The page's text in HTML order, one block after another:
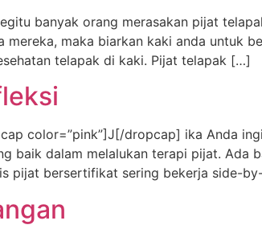
banyak orang merasakan pijat
mereka, maka biarkan kaki anda untuk
telapak di kaki. Pijat telapak […]
color=”pink”]J[/dropcap] ika Anda
baik dalam melalukan terapi pijat.
pijat bersertifikat sering bekerja side-